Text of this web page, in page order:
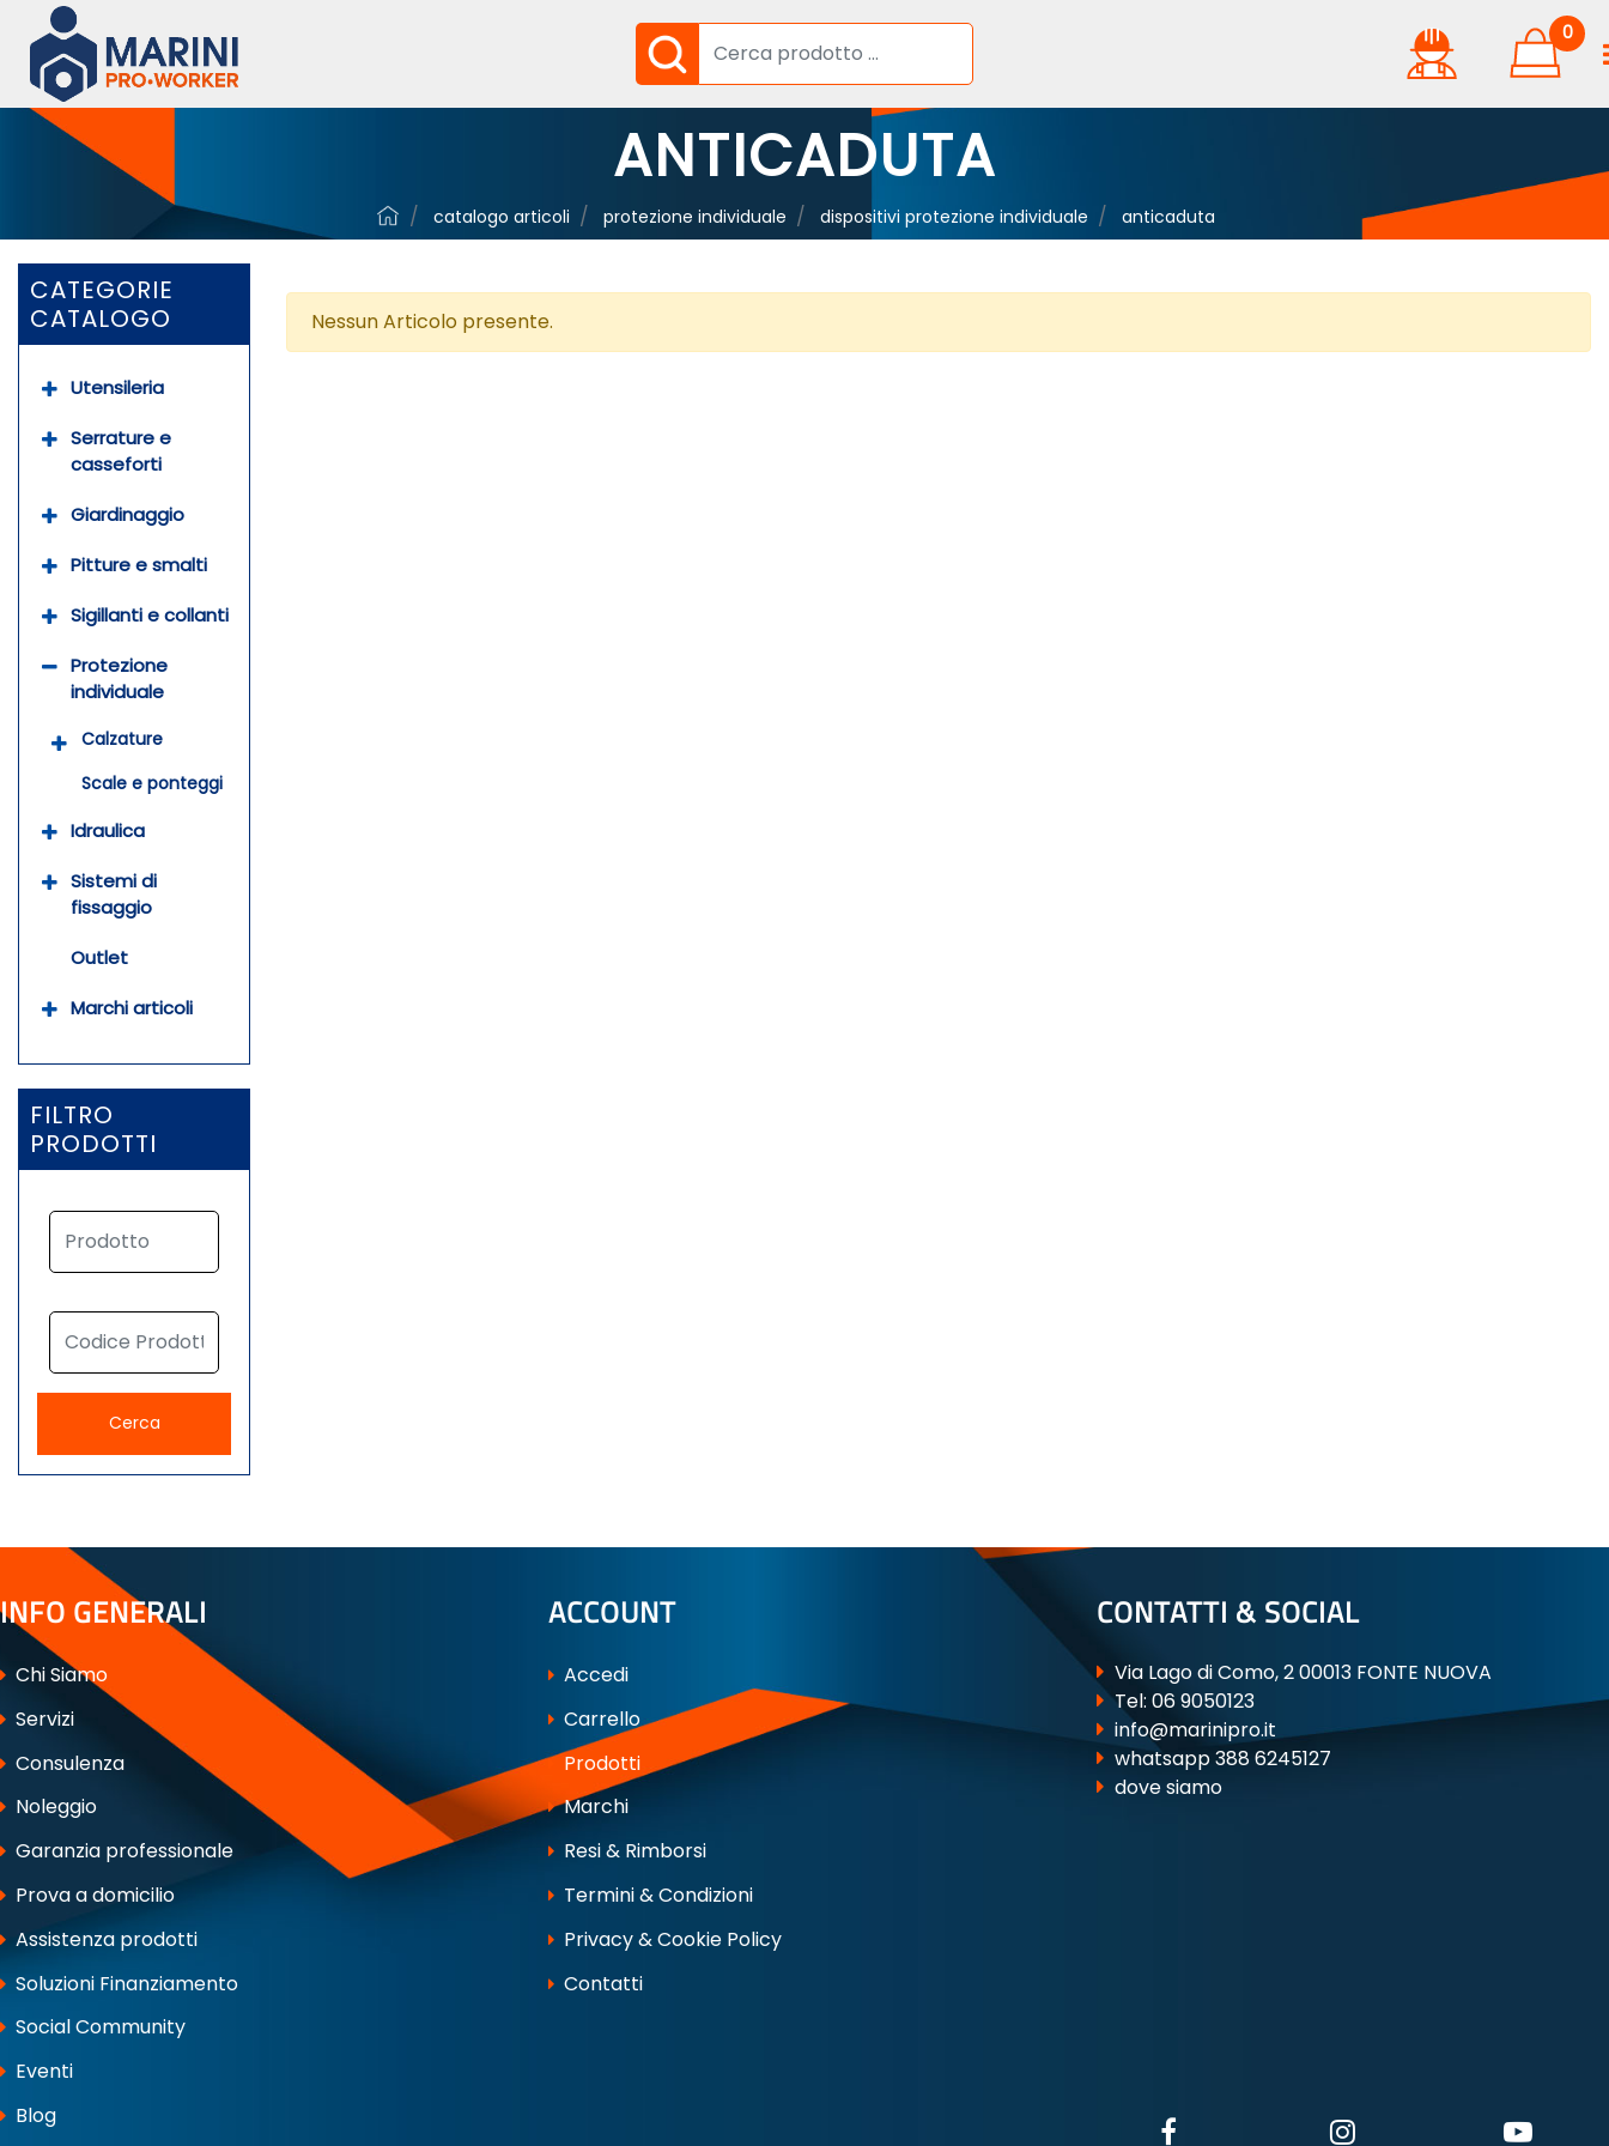
0
ANTICADUTA
catalogo articoli protezione individuale dispositivi protezione individuale anticaduta
CATEGORIE
CATALOGO
Utensileria
Serrature e
casseforti
Giardinaggio
Pitture e smalti
Sigillanti e collanti
Protezione
individuale
Calzature
Scale e ponteggi
Idraulica
Sistemi di
fissaggio
Outlet
Marchi articoli
FILTRO
PRODOTTI
Nessun Articolo presente.
INFO GENERALI
Chi Siamo
Servizi
Consulenza
Noleggio
Garanzia professionale
Prova a domicilio
Assistenza prodotti
Soluzioni Finanziamento
Social Community
Eventi
Blog
ACCOUNT
Accedi
Carrello
Prodotti
Marchi
Resi & Rimborsi
Termini & Condizioni
Privacy & Cookie Policy
Contatti
CONTATTI & SOCIAL
Via Lago di Como, 2 00013 FONTE NUOVA
Tel: 06 9050123
info@marinipro.it
whatsapp 388 6245127
dove siamo